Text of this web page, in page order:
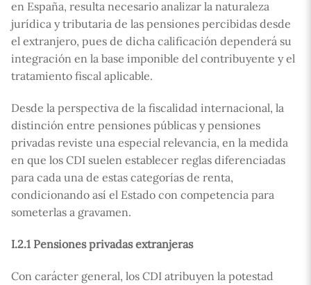
en España, resulta necesario analizar la naturaleza
jurídica y tributaria de las pensiones percibidas desde
el extranjero, pues de dicha calificación dependerá su
integración en la base imponible del contribuyente y el
tratamiento fiscal aplicable.
Desde la perspectiva de la fiscalidad internacional, la
distinción entre pensiones públicas y pensiones
privadas reviste una especial relevancia, en la medida
en que los CDI suelen establecer reglas diferenciadas
para cada una de estas categorías de renta,
condicionando así el Estado con competencia para
someterlas a gravamen.
I.2.1 Pensiones privadas extranjeras
Con carácter general, los CDI atribuyen la potestad